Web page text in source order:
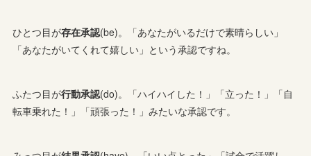
ひとつ目が存在承認(be)。「あなたがいるだけで素晴らしい」
「あなたがいてくれて嬉しい」という承認ですね。
ふたつ目が行動承認(do)。「ハイハイした！」「立った！」「自
転車乗れた！」「頑張った！」みたいな承認です。